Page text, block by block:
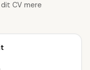
CV mere